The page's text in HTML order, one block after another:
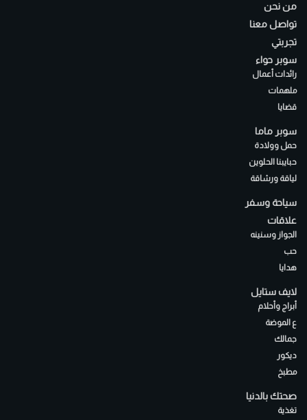
من نحن
تواصل معنا
تجربتي
سوبر حواء
رائدات أعمال
ملهمات
قضايا
سوبر ماما
حمل وولادة
حبايبنا الحلوين
لياقة ورشاقة
سياحة وسفر
علاقات
الجواز وسنينه
حب
هدايا
لايف ستايل
أبراج وأحلام
ع الموضة
جمالك
ديكور
مطبخ
صحتك بالدنيا
تغذية